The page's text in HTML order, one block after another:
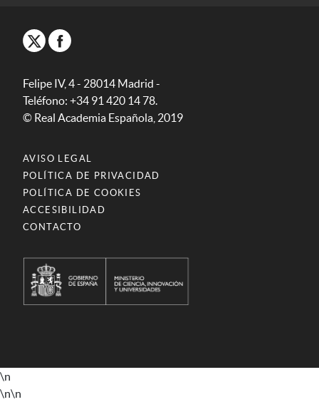
Felipe IV, 4 - 28014 Madrid -
Teléfono: +34 91 420 14 78.
© Real Academia Española, 2019
AVISO LEGAL
POLÍTICA DE PRIVACIDAD
POLÍTICA DE COOKIES
ACCESIBILIDAD
CONTACTO
\n
\n\n